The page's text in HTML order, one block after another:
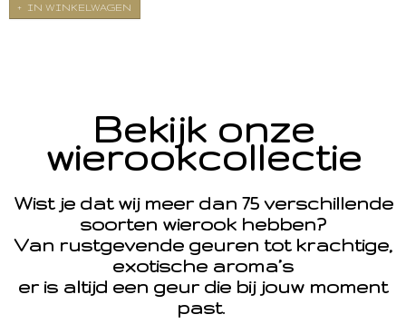
IN WINKELWAGEN
Bekijk onze
wierookcollectie
Wist je dat wij meer dan 75 verschillende
soorten wierook hebben?
Van rustgevende geuren tot krachtige,
exotische aroma’s
er is altijd een geur die bij jouw moment
past.